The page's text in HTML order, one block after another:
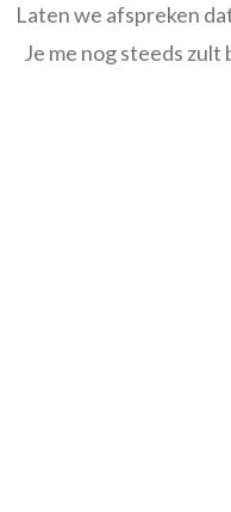
Laten we afspreken
Je me nog steeds